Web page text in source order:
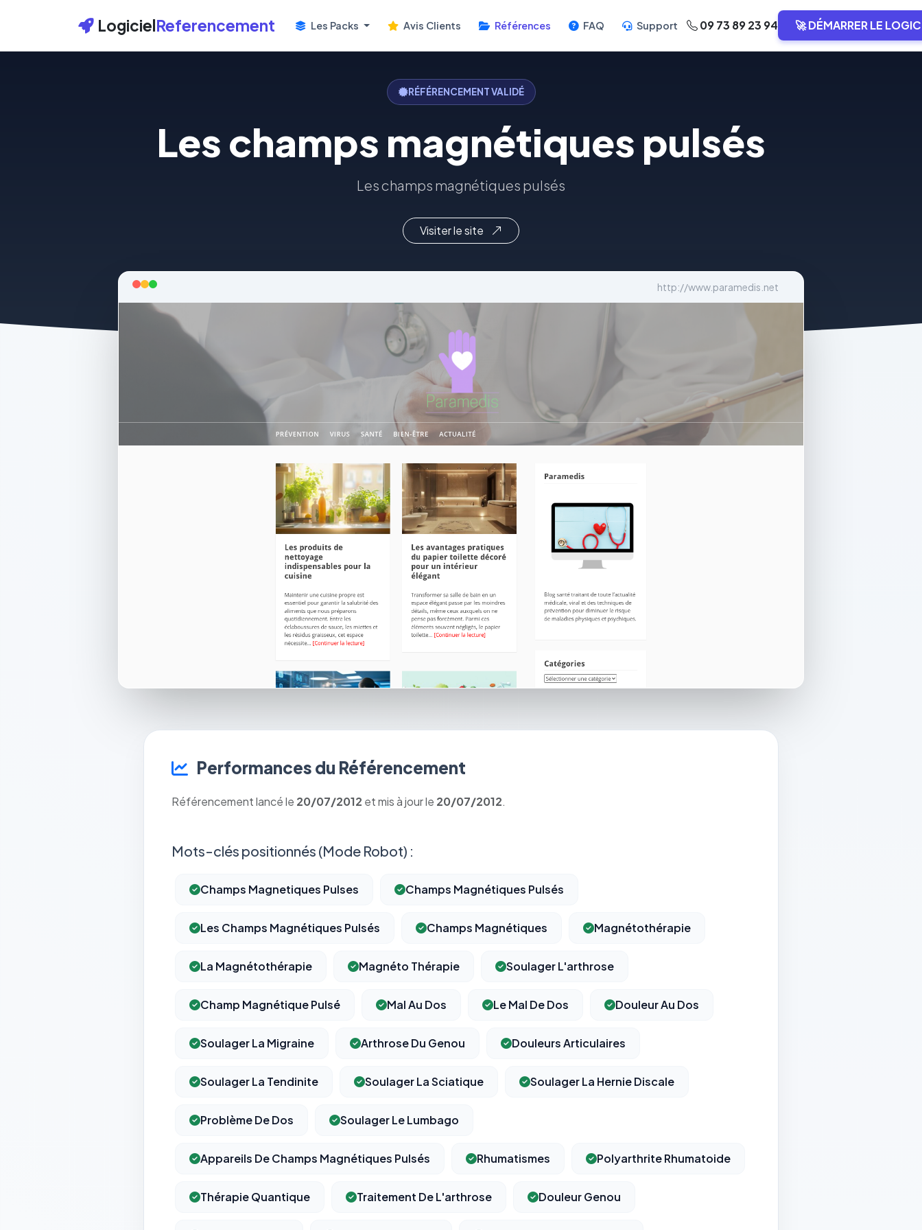
LogicielReferencement Les Packs Avis Clients Références FAQ Support 09 73 89 23 94 🚀 DÉMARRER LE
RÉFÉRENCEMENT VALIDÉ
Les champs magnétiques pulsés
Les champs magnétiques pulsés
Visiter le site
http://www.paramedis.net
Performances du Référencement
Référencement lancé le 20/07/2012 et mis à jour le 20/07/2012.
Mots-clés positionnés (Mode Robot) :
Champs Magnetiques Pulses Champs Magnétiques Pulsés
Les Champs Magnétiques Pulsés Champs Magnétiques Magnétothérapie
La Magnétothérapie Magnéto Thérapie Soulager L'arthrose
Champ Magnétique Pulsé Mal Au Dos Le Mal De Dos Douleur Au Dos
Soulager La Migraine Arthrose Du Genou Douleurs Articulaires
Soulager La Tendinite Soulager La Sciatique Soulager La Hernie Discale
Problème De Dos Soulager Le Lumbago
Appareils De Champs Magnétiques Pulsés Rhumatismes Polyarthrite Rhumatoide
Thérapie Quantique Traitement De L'arthrose Douleur Genou